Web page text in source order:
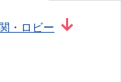
・ロビー